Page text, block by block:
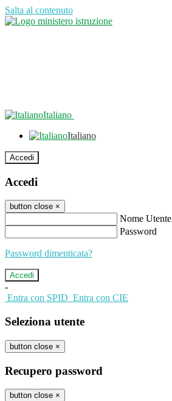
Salta al contenuto
Italiano
Italiano
Accedi
Accedi
button close ×
Nome Utente
Password
Password dimenticata?
-
Entra con SPID Entra con CIE
Seleziona utente
button close ×
Recupero password
button close ×